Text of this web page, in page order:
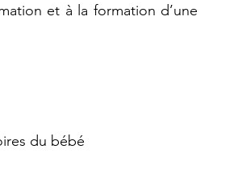
et à la formation d’une
du bébé